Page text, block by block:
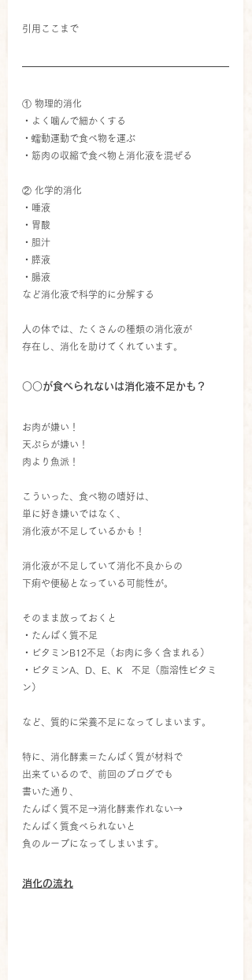
引用ここまで
① 物理的消化
・よく噛んで細かくする
・蠕動運動で食べ物を運ぶ
・筋肉の収縮で食べ物と消化液を混ぜる
② 化学的消化
・唾液
・胃酸
・胆汁
・膵液
・腸液
など消化液で科学的に分解する
人の体では、たくさんの種類の消化液が
存在し、消化を助けてくれています。
○○が食べられないは消化液不足かも？
お肉が嫌い！
天ぷらが嫌い！
肉より魚派！
こういった、食べ物の嗜好は、
単に好き嫌いではなく、
消化液が不足しているかも！
消化液が不足していて消化不良からの
下痢や便秘となっている可能性が。
そのまま放っておくと
・たんぱく質不足
・ビタミンB12不足（お肉に多く含まれる）
・ビタミンA、D、E、K　不足（脂溶性ビタミ
ン）
など、質的に栄養不足になってしまいます。
特に、消化酵素＝たんぱく質が材料で
出来ているので、前回のブログでも
書いた通り、
たんぱく質不足→消化酵素作れない→
たんぱく質食べられないと
負のループになってしまいます。
消化の流れ